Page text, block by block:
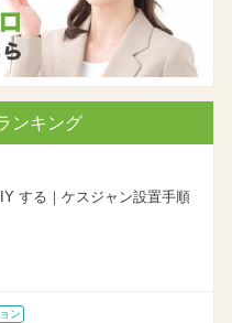
ンキング
する｜ケスジャン設置手順
ン